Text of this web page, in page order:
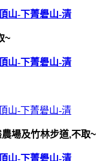
~
場及竹林步道,不取~